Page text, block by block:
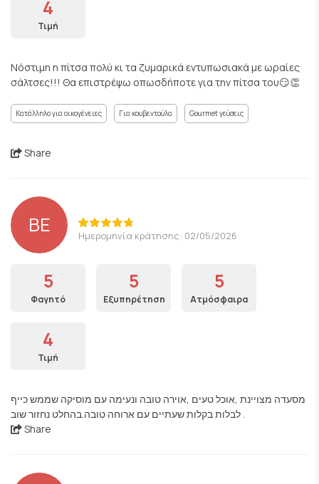
4
Τιμή
Νόστιμη η πίτσα πολύ κι τα ζυμαρικά εντυπωσιακά με ωραίες
σάλτσες!!! Θα επιστρέψω οπωσδήποτε για την πίτσα του😏👏
Κατάλληλο για οικογένειες Για κουβεντούλα Gourmet γεύσεις
Share
BE Ημερομηνία κράτησης: 02/05/2026
5
Φαγητό
5
Εξυπηρέτηση
5
Ατμόσφαιρα
4
Τιμή
מסעדה מצויינת ,אוכל טעים ,אוירה טובה ונעימה עם מוסיקה שממש כייף
לבלות בקלות שעתיים עם ארוחה טובה.בהחלט נחזור שוב .
Share